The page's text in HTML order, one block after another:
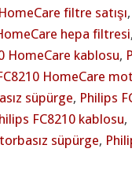
filtre satışı
hepa filtresi
HomeCare kablosu,
HomeCare
süpürge, Philips
FC8210 kablosu,
süpürge,